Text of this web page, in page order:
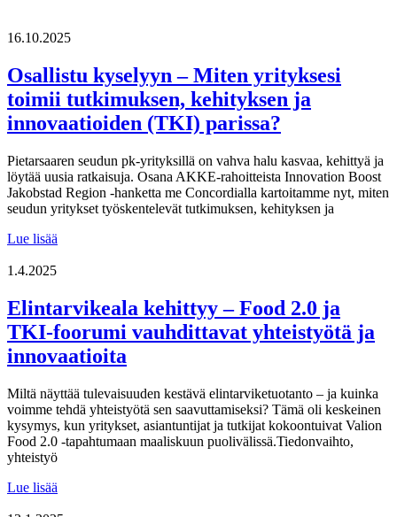
16.10.2025
Osallistu kyselyyn – Miten yrityksesi
toimii tutkimuksen, kehityksen ja
innovaatioiden (TKI) parissa?
Pietarsaaren seudun pk-yrityksillä on vahva halu kasvaa, kehittyä ja
löytää uusia ratkaisuja. Osana AKKE-rahoitteista Innovation Boost
Jakobstad Region -hanketta me Concordialla kartoitamme nyt, miten
seudun yritykset työskentelevät tutkimuksen, kehityksen ja
Lue lisää
yrityksesi
toimii
tutkimuksen,
kehityksen
ja
(TKI)
parissa?
1.4.2025
Elintarvikeala kehittyy – Food 2.0 ja
TKI-foorumi vauhdittavat yhteistyötä ja
innovaatioita
Miltä näyttää tulevaisuuden kestävä elintarviketuotanto – ja kuinka
voimme tehdä yhteistyötä sen saavuttamiseksi? Tämä oli keskeinen
kysymys, kun yritykset, asiantuntijat ja tutkijat kokoontuivat Valion
Food 2.0 -tapahtumaan maaliskuun puolivälissä.Tiedonvaihto,
yhteistyö
Lue lisää